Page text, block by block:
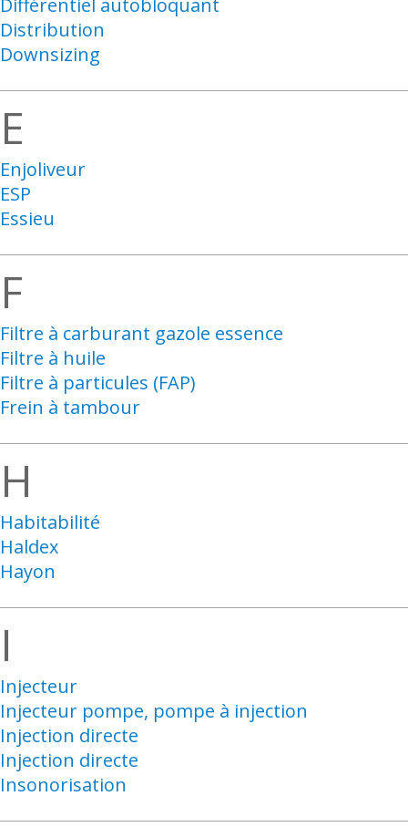
Différentiel autobloquant
Distribution
Downsizing
E
Enjoliveur
ESP
Essieu
F
Filtre à carburant gazole essence
Filtre à huile
Filtre à particules (FAP)
Frein à tambour
H
Habitabilité
Haldex
Hayon
I
Injecteur
Injecteur pompe, pompe à injection
Injection directe
Injection directe
Insonorisation